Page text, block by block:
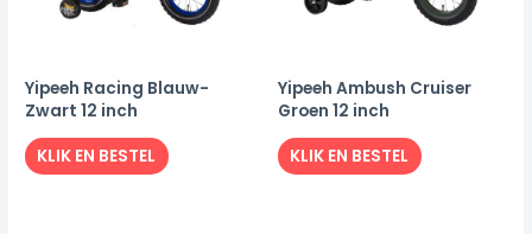
Yipeeh Racing Blauw-
Zwart 12 inch
KLIK EN BESTEL
Yipeeh Ambush Cruiser
Groen 12 inch
KLIK EN BESTEL